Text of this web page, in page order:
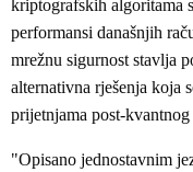
kriptografskih algoritama
performansi današnjih
mrežnu sigurnost stavlja
alternativna rješenja koja
prijetnjama post-kvantnog
"Opisano jednostavnim